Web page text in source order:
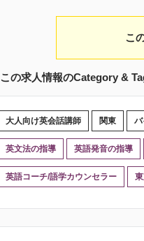
こ
この求人情報のCategory &
大人向け英会話講師 関東 バ
英文法の指導 英語発音の指導
英語コーチ/語学カウンセラー